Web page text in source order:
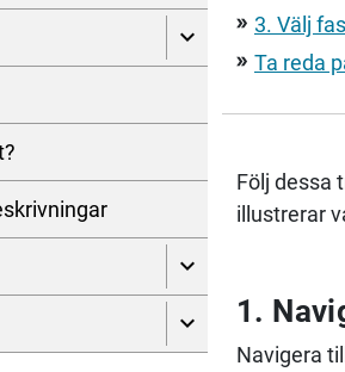
double_arrow 3. Välj
double_arrow Ta reda
Följ dessa
illustrerar
1.
Navigera